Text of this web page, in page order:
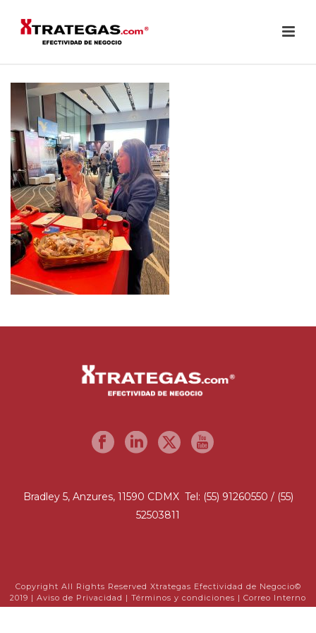
Bradley 5, Anzures, 11590 CDMX Tel: (55) 91260550 / (55)
52503811
Copyright All Rights Reserved Xtrategas Efectividad de Negocio©
2019 | Aviso de Privacidad | Términos y condiciones | Correo Interno